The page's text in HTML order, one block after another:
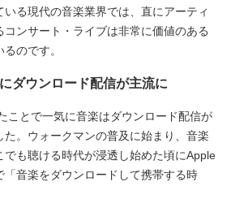
る現代の音楽業界では、直にアーティ
コンサート・ライブは非常に価値のある
のです。
ダウンロード配信が主流に
ことで一気に音楽はダウンロード配信が
た。ウォークマンの普及に始まり、音楽
でも聴ける時代が浸透し始めた頃にApple
音楽をダウンロードして携帯する時